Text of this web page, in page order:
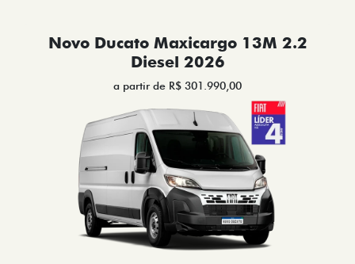
Novo Ducato Maxicargo 13M 2.2
Diesel 2026
a partir de R$ 301.990,00